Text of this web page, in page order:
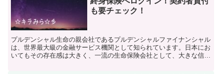
も要チェック！
プルデンシャル生命の親会社であるプルデンシャルファイナンシャル
は、世界最大級の金融サービス機関として知られています。日本にお
いてもその存在感は大きく、一流の生命保険会社として、大きな信頼